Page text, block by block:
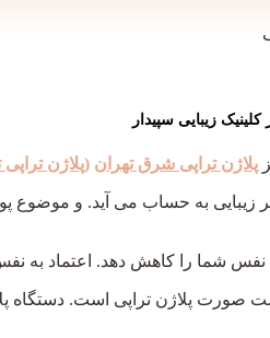
کلینیک زیبایی سپیدار
پلاژن تراپی شرق تهران (پلاژن
زیبایی به حساب می آید. و موضوع
به نفس شما را کاهش دهد. اعتماد به
صورت پلاژن تراپی است. دستگاه